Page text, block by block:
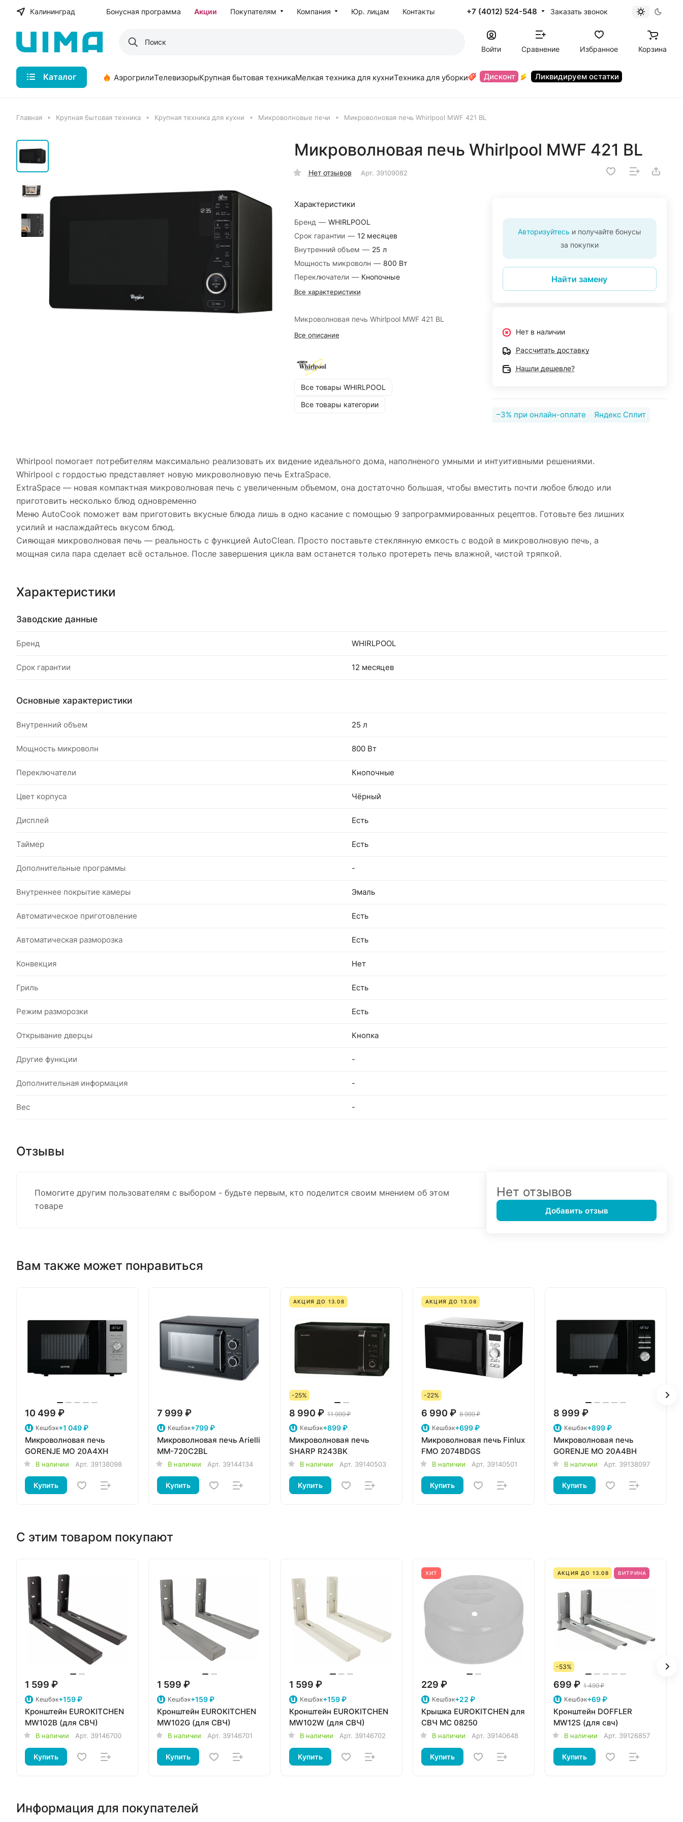
Калининград Бонусная программа Акции Покупателям Компания Юр. лицам Контакты +7 (4012) 524-548 Заказать звонок
Войти Сравнение Избранное Корзина
Каталог АэрогрилиТелевизорыКрупная бытовая техникаМелкая техника для кухниТехника для уборки Дисконт Ликвидируем остатки
Главная Крупная бытовая техника Крупная техника для кухни Микроволновые печи Микроволновая печь Whirlpool MWF 421 BL
Микроволновая печь Whirlpool MWF 421 BL
Нет отзывов Арт. 39109082
Характеристики
Бренд — WHIRLPOOL
Срок гарантии — 12 месяцев
Внутренний объем — 25 л
Мощность микроволн — 800 Вт
Переключатели — Кнопочные
Все характеристики
Микроволновая печь Whirlpool MWF 421 BL
Все описание
Все товары WHIRLPOOL
Все товары категории
Авторизуйтесь и получайте бонусы
за покупки
Найти замену
Нет в наличии
Рассчитать доставку
Нашли дешевле?
–3% при онлайн-оплате Яндекс Сплит
Whirlpool помогает потребителям максимально реализовать их видение идеального дома, наполненого умными и интуитивными решениями.
Whirlpool с гордостью представляет новую микроволновую печь ExtraSpace.
ExtraSpace — новая компактная микроволновая печь с увеличенным объемом, она достаточно большая, чтобы вместить почти любое блюдо или
приготовить несколько блюд одновременно
Меню AutoCook поможет вам приготовить вкусные блюда лишь в одно касание с помощью 9 запрограммированных рецептов. Готовьте без лишних
усилий и наслаждайтесь вкусом блюд.
Сияющая микроволновая печь — реальность с функцией AutoClean. Просто поставьте стеклянную емкость с водой в микроволновую печь, а
мощная сила пара сделает всё остальное. После завершения цикла вам останется только протереть печь влажной, чистой тряпкой.
Характеристики
Заводские данные
Бренд WHIRLPOOL
Срок гарантии 12 месяцев
Основные характеристики
Внутренний объем 25 л
Мощность микроволн 800 Вт
Переключатели Кнопочные
Цвет корпуса Чёрный
Дисплей Есть
Таймер Есть
Дополнительные программы -
Внутреннее покрытие камеры Эмаль
Автоматическое приготовление Есть
Автоматическая разморозка Есть
Конвекция Нет
Гриль Есть
Режим разморозки Есть
Открывание дверцы Кнопка
Другие функции -
Дополнительная информация -
Вес -
Отзывы
Помогите другим пользователям с выбором - будьте первым, кто поделится своим мнением об этом
товаре
Нет отзывов
Добавить отзыв
Вам также может понравиться
10 499 ₽
Кешбэк+1 049 ₽
Микроволновая печь
GORENJE MO 20A4XH
В наличии Арт. 39138098
Купить
7 999 ₽
Кешбэк+799 ₽
Микроволновая печь Arielli
MM-720C2BL
В наличии Арт. 39144134
Купить
АКЦИЯ ДО 13.08
-25%
8 990 ₽ 11 999 ₽
Кешбэк+899 ₽
Микроволновая печь
SHARP R243BK
В наличии Арт. 39140503
Купить
АКЦИЯ ДО 13.08
-22%
6 990 ₽ 8 999 ₽
Кешбэк+699 ₽
Микроволновая печь Finlux
FMO 2074BDGS
В наличии Арт. 39140501
Купить
8 999 ₽
Кешбэк+899 ₽
Микроволновая печь
GORENJE MO 20A4BH
В наличии Арт. 39138097
Купить
С этим товаром покупают
1 599 ₽
Кешбэк+159 ₽
Кронштейн EUROKITCHEN
MW102B (для СВЧ)
В наличии Арт. 39146700
Купить
1 599 ₽
Кешбэк+159 ₽
Кронштейн EUROKITCHEN
MW102G (для СВЧ)
В наличии Арт. 39146701
Купить
1 599 ₽
Кешбэк+159 ₽
Кронштейн EUROKITCHEN
MW102W (для СВЧ)
В наличии Арт. 39146702
Купить
ХИТ
229 ₽
Кешбэк+22 ₽
Крышка EUROKITCHEN для
СВЧ MC 08250
В наличии Арт. 39140648
Купить
АКЦИЯ ДО 13.08 ВИТРИНА
-53%
699 ₽ 1 499 ₽
Кешбэк+69 ₽
Кронштейн DOFFLER
MW12S (для свч)
В наличии Арт. 39126857
Купить
Информация для покупателей